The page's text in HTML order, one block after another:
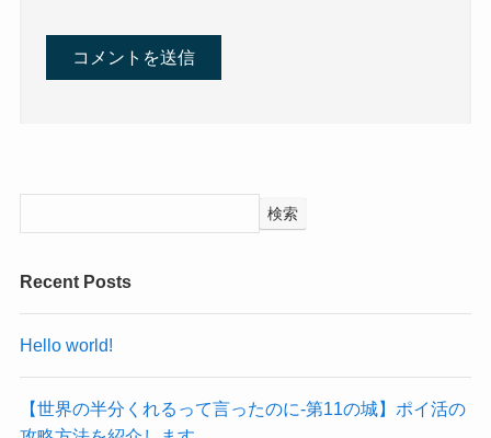
検索
Recent Posts
Hello world!
【世界の半分くれるって言ったのに‐第11の城】ポイ活の